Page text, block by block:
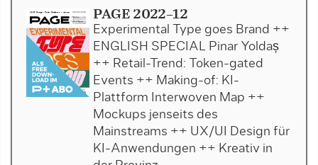
PAGE 2022-12
Experimental Type goes Brand ++
ENGLISH SPECIAL Pinar Yoldaș
++ Retail-Trend: Token-gated
Events ++ Making-of: KI-
Plattform Interwoven Map ++
Mockups jenseits des
Mainstreams ++ UX/UI Design für
KI-Anwendungen ++ Kreativ in